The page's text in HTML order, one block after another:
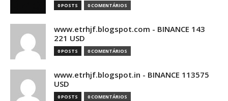
0 POSTS 0 COMENTÁRIOS
www.etrhjf.blogspot.com - BINANCE 143
221 USD
0 POSTS 0 COMENTÁRIOS
www.etrhjf.blogspot.in - BINANCE 113575
USD
0 POSTS 0 COMENTÁRIOS